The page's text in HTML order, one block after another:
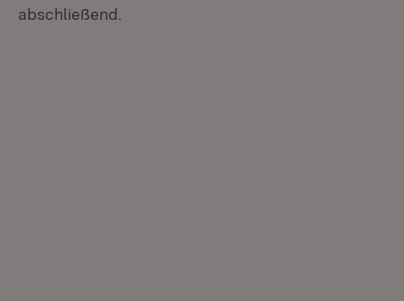
abschließend.